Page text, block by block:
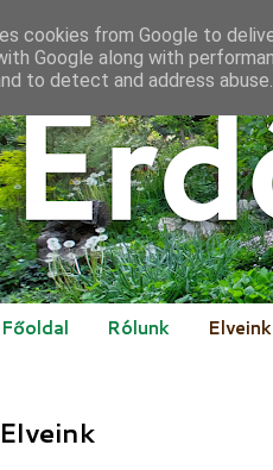
Főoldal Rólunk Elveink
Elveink
cookies from Google to
Google along with
to detect and address abuse.